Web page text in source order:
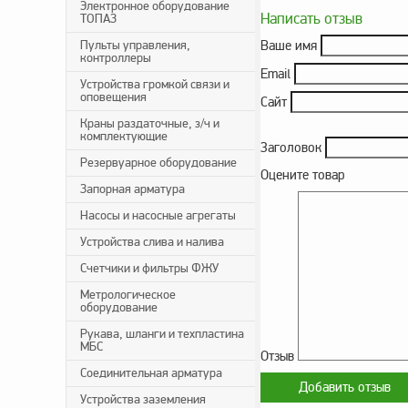
Электронное оборудование
ТОПАЗ
Пульты управления,
контроллеры
Устройства громкой связи и
оповещения
Краны раздаточные, з/ч и
комплектующие
Резервуарное оборудование
Запорная арматура
Насосы и насосные агрегаты
Устройства слива и налива
Счетчики и фильтры ФЖУ
Метрологическое
оборудование
Рукава, шланги и техпластина
МБС
Соединительная арматура
Устройства заземления
Написать отзыв
Ваше имя
Email
Сайт
Заголовок
Оцените товар
Отзыв